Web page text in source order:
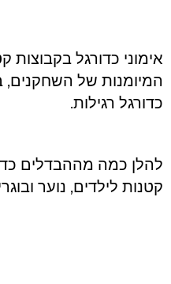
אימוני כדורגל
המיומנות של השחקנים,
כדורגל רגילות.
להלן כמה מההבדלים
קטנות לילדים, נוער